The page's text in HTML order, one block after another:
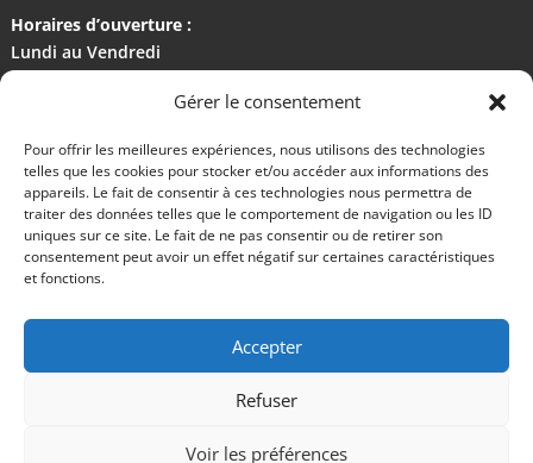
Gérer le consentement
Pour offrir les meilleures expériences, nous utilisons des technologies
telles que les cookies pour stocker et/ou accéder aux informations des
appareils. Le fait de consentir à ces technologies nous permettra de
traiter des données telles que le comportement de navigation ou les ID
uniques sur ce site. Le fait de ne pas consentir ou de retirer son
consentement peut avoir un effet négatif sur certaines caractéristiques
et fonctions.
Accepter
Refuser
Voir les préférences
Horaires d’ouverture :
Lundi au Vendredi
de 9 h à 17 h
– Tous droits réservés –